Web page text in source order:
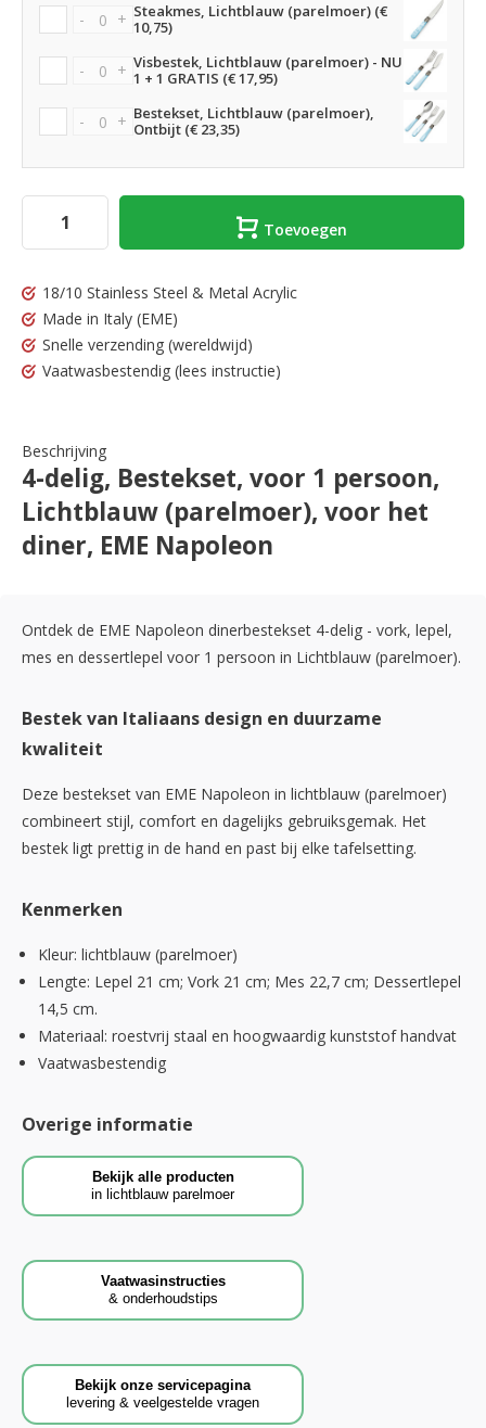
- + Steakmes, Lichtblauw (parelmoer) (€
10,75)
- + Visbestek, Lichtblauw (parelmoer) - NU
1 + 1 GRATIS (€ 17,95)
- + Bestekset, Lichtblauw (parelmoer),
Ontbijt (€ 23,35)
Toevoegen
18/10 Stainless Steel & Metal Acrylic
Made in Italy (EME)
Snelle verzending (wereldwijd)
Vaatwasbestendig (lees instructie)
Beschrijving
4-delig, Bestekset, voor 1 persoon,
Lichtblauw (parelmoer), voor het
diner, EME Napoleon
Ontdek de EME Napoleon dinerbestekset 4-delig - vork, lepel,
mes en dessertlepel voor 1 persoon in Lichtblauw (parelmoer).
Bestek van Italiaans design en duurzame
kwaliteit
Deze bestekset van EME Napoleon in lichtblauw (parelmoer)
combineert stijl, comfort en dagelijks gebruiksgemak. Het
bestek ligt prettig in de hand en past bij elke tafelsetting.
Kenmerken
Kleur: lichtblauw (parelmoer)
Lengte: Lepel 21 cm; Vork 21 cm; Mes 22,7 cm; Dessertlepel
14,5 cm.
Materiaal: roestvrij staal en hoogwaardig kunststof handvat
Vaatwasbestendig
Overige informatie
Bekijk alle producten
in lichtblauw parelmoer
Vaatwasinstructies
& onderhoudstips
Bekijk onze servicepagina
levering & veelgestelde vragen